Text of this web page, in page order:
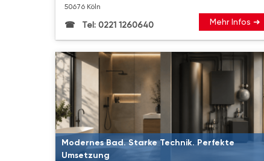
50676 Köln
Tel: 0221 1260640 Mehr Infos ➜
Modernes Bad. Starke Technik. Perfekte
Umsetzung